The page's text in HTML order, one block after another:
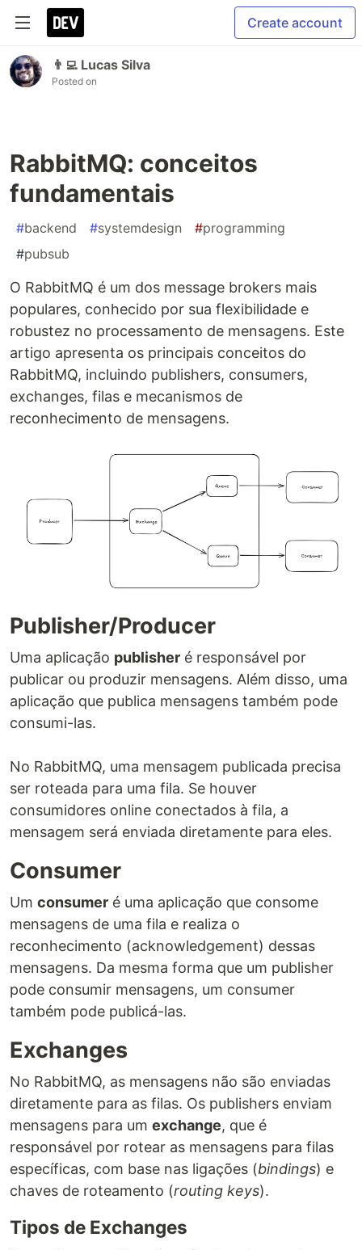
Create account
👨‍💻 Lucas Silva
Posted on
RabbitMQ: conceitos
fundamentais
#backend #systemdesign #programming
#pubsub
O RabbitMQ é um dos message brokers mais
populares, conhecido por sua flexibilidade e
robustez no processamento de mensagens. Este
artigo apresenta os principais conceitos do
RabbitMQ, incluindo publishers, consumers,
exchanges, filas e mecanismos de
reconhecimento de mensagens.
Publisher/Producer
Uma aplicação publisher é responsável por
publicar ou produzir mensagens. Além disso, uma
aplicação que publica mensagens também pode
consumi-las.
No RabbitMQ, uma mensagem publicada precisa
ser roteada para uma fila. Se houver
consumidores online conectados à fila, a
mensagem será enviada diretamente para eles.
Consumer
Um consumer é uma aplicação que consome
mensagens de uma fila e realiza o
reconhecimento (acknowledgement) dessas
mensagens. Da mesma forma que um publisher
pode consumir mensagens, um consumer
também pode publicá-las.
Exchanges
No RabbitMQ, as mensagens não são enviadas
diretamente para as filas. Os publishers enviam
mensagens para um exchange, que é
responsável por rotear as mensagens para filas
específicas, com base nas ligações (bindings) e
chaves de roteamento (routing keys).
Tipos de Exchanges